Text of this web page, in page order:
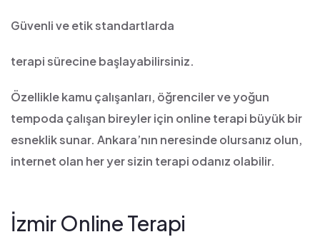
Güvenli ve etik standartlarda
terapi sürecine başlayabilirsiniz.
Özellikle kamu çalışanları, öğrenciler ve yoğun
tempoda çalışan bireyler için online terapi büyük bir
esneklik sunar. Ankara’nın neresinde olursanız olun,
internet olan her yer sizin terapi odanız olabilir.
İzmir Online Terapi